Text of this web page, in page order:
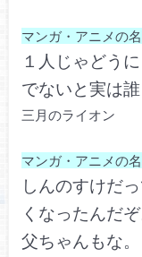
マンガ・アニメの
１人じゃどう
でないと実は
三月のライオン
マンガ・アニメの
しんのすけだ
くなったんだぞ
父ちゃんもな。